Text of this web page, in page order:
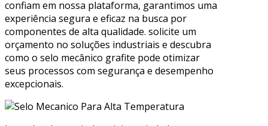
confiam em nossa plataforma, garantimos uma
experiência segura e eficaz na busca por
componentes de alta qualidade. solicite um
orçamento no soluções industriais e descubra
como o selo mecânico grafite pode otimizar
seus processos com segurança e desempenho
excepcionais.